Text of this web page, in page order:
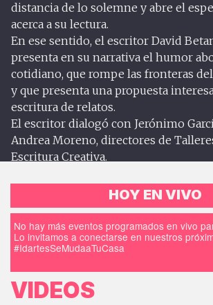
distancia de lo solemne y abre el
acerca a su lectura.
En ese sentido, el escritor David
presenta en su narrativa el humor
cotidiano, que rompe las fronteras
y que presenta una propuesta
escritura de relatos.
El escritor dialogó con Jerónimo
Andrea Moreno, directores de
Escritura Creativa.
HOY EN VIVO
No hay más eventos programados en vivo
Lo invitamos a conectarse en nuestros
#IdartesSeMudaaTuCasa
VIDEOS